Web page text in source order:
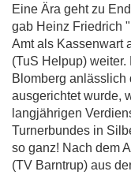
Eine Ära geht zu
gab Heinz Friedrich
Amt als Kassenwart
(TuS Helpup)
Blomberg
ausgerichtet wurde,
langjährigen
Turnerbundes in
so ganz! Nach dem
(TV Barntrup) aus